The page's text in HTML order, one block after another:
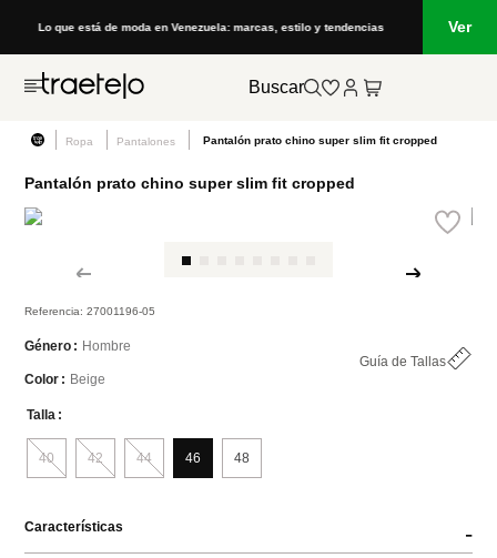
Lo que está de moda en Venezuela: marcas, estilo y tendencias Ver
Buscar
Ropa Pantalones Pantalón prato chino super slim fit cropped
Pantalón prato chino super slim fit cropped
Referencia:27001196-05
Género
Hombre
Guía de Tallas
Color
Beige
Talla
40 42 44 46 48
Características -